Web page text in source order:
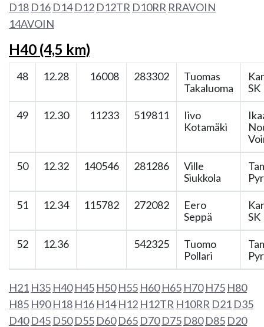
D18 D16 D14 D12 D12TR D10RR RRAVOIN
14AVOIN
H40 (4,5 km)
48 12.28 16008 283302
Tuomas
Takaluoma
SK
49 12.30 11233 519811
Iivo
Kotamäki
50 12.32 140546 281286
Ville
Siukkola
51 12.34 115782 272082
Eero
Seppä
SK
52 12.36 542325
Tuomo
Pollari
H21 H35 H40 H45 H50 H55 H60 H65 H70 H75 H80
H85 H90 H18 H16 H14 H12 H12TR H10RR D21 D35
D40 D45 D50 D55 D60 D65 D70 D75 D80 D85 D20